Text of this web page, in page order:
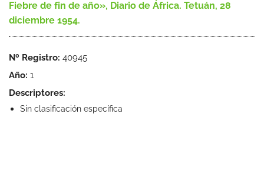
Fiebre de fin de año», Diario de África. Tetuán, 28
diciembre 1954.
Nº Registro: 40945
Año: 1
Descriptores:
Sin clasificación específica